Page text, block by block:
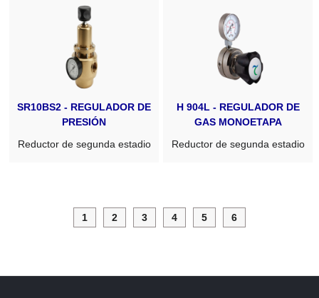
SR10BS2 - REGULADOR DE
PRESIÓN
Reductor de segunda estadio
H 904L - REGULADOR DE
GAS MONOETAPA
Reductor de segunda estadio
1 2 3 4 5 6